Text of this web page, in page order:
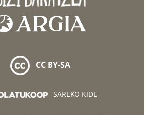
CC BY-SA
SAREKO KIDE